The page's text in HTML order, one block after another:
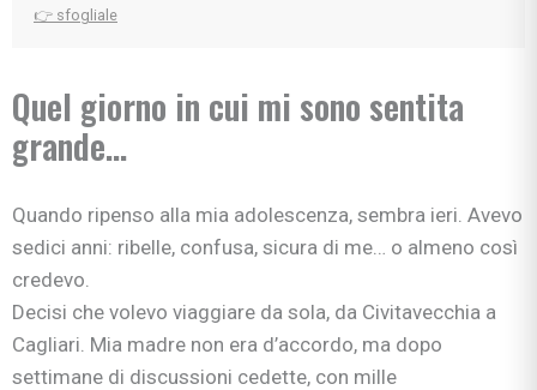
👉 sfogliale
Quel giorno in cui mi sono sentita
grande…
Quando ripenso alla mia adolescenza, sembra ieri. Avevo
sedici anni: ribelle, confusa, sicura di me… o almeno così
credevo.
Decisi che volevo viaggiare da sola, da Civitavecchia a
Cagliari. Mia madre non era d’accordo, ma dopo
settimane di discussioni cedette, con mille